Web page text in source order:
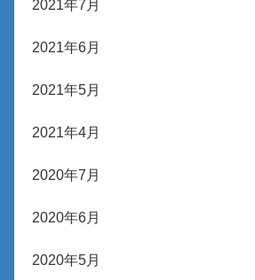
2021年7月
2021年6月
2021年5月
2021年4月
2020年7月
2020年6月
2020年5月